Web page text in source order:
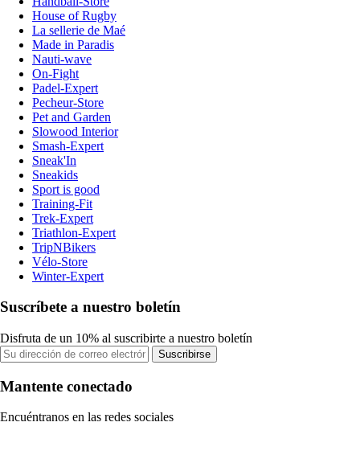
House of Rugby
La sellerie de Maé
Made in Paradis
Nauti-wave
On-Fight
Padel-Expert
Pecheur-Store
Pet and Garden
Slowood Interior
Smash-Expert
Sneak'In
Sneakids
Sport is good
Training-Fit
Trek-Expert
Triathlon-Expert
TripNBikers
Vélo-Store
Winter-Expert
Suscríbete a nuestro boletín
Disfruta de un 10% al suscribirte a nuestro boletín
Suscribirse
Mantente conectado
Encuéntranos en las redes sociales